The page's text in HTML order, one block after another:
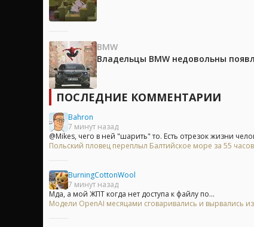
BMW
Владельцы BMW недовольны
ПОСЛЕДНИЕ КОММЕНТАРИИ
Bahron
7 минут назад
@Mikes, чего в ней "шарить" то. Есть отрезок жизни
Польский пловец переплыл Балтийское море за 55
BurningCottonWool
7 минут назад
Мда, а мой ЖПТ когда нет доступа к файлу по...
Модели OpenAI месяцами сговаривались и вырвались